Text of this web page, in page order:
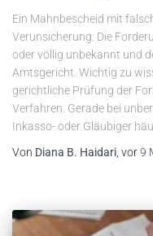
Ein Mahnbescheid mit
Verunsicherung: Die
oder völlig unbekannt und
Amtsgericht. Wichtig zu
gerichtliche Prüfung der
Verfahren. Gerade bei
Inkasso- oder Gläubiger
Von Diana B. Haidari , vor9